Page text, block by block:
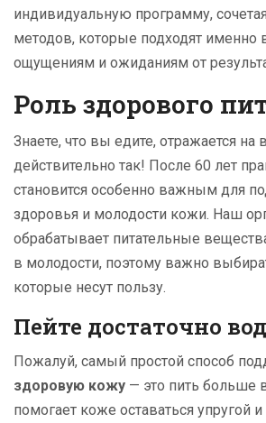
индивидуальную программу,
методов, которые подходят именно
ощущениям и ожиданиям от
Роль здорового
Знаете, что вы едите, отражается
действительно так! После 60 лет
становится особенно важным для
здоровья и молодости кожи. Наш
обрабатывает питательные
в молодости, поэтому важно
которые несут пользу.
Пейте достаточно
Пожалуй, самый простой способ
здоровую кожу — это пить больше
помогает коже оставаться упругой